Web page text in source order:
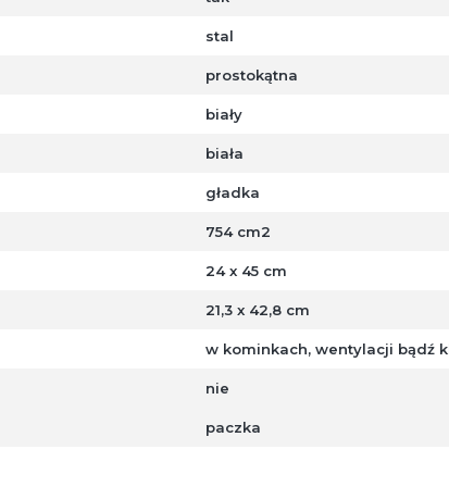
stal
prostokątna
biały
biała
gładka
754 cm2
24 x 45 cm
21,3 x 42,8 cm
w kominkach, wentylacji bądź
nie
paczka